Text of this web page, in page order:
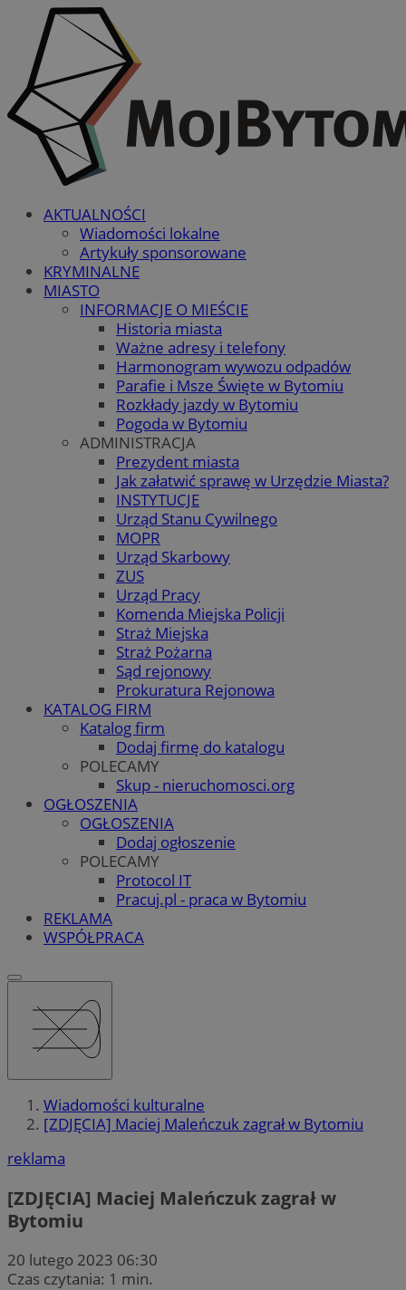
AKTUALNOŚCI
Wiadomości lokalne
Artykuły sponsorowane
KRYMINALNE
MIASTO
INFORMACJE O MIEŚCIE
Historia miasta
Ważne adresy i telefony
Harmonogram wywozu odpadów
Parafie i Msze Święte w Bytomiu
Rozkłady jazdy w Bytomiu
Pogoda w Bytomiu
ADMINISTRACJA
Prezydent miasta
Jak załatwić sprawę w Urzędzie Miasta?
INSTYTUCJE
Urząd Stanu Cywilnego
MOPR
Urząd Skarbowy
ZUS
Urząd Pracy
Komenda Miejska Policji
Straż Miejska
Straż Pożarna
Sąd rejonowy
Prokuratura Rejonowa
KATALOG FIRM
Katalog firm
Dodaj firmę do katalogu
POLECAMY
Skup - nieruchomosci.org
OGŁOSZENIA
OGŁOSZENIA
Dodaj ogłoszenie
POLECAMY
Protocol IT
Pracuj.pl - praca w Bytomiu
REKLAMA
WSPÓŁPRACA
Wiadomości kulturalne
[ZDJĘCIA] Maciej Maleńczuk zagrał w Bytomiu
reklama
[ZDJĘCIA] Maciej Maleńczuk zagrał w
Bytomiu
20 lutego 2023 06:30
Czas czytania: 1 min.